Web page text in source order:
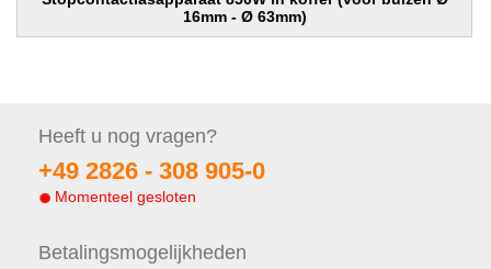
16mm - Ø 63mm)
Heeft u nog vragen?
+49 2826 - 308 905-0
Momenteel gesloten
Betalingsmogelijkheden